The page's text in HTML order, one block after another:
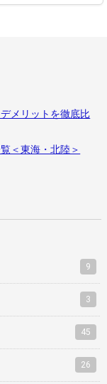
メリットを徹底比
＜東海・北陸＞
9
3
45
26